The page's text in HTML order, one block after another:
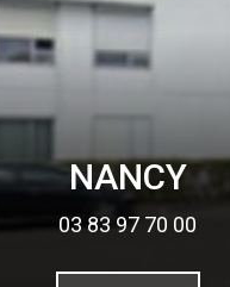
NANCY
03 83 97 70 00